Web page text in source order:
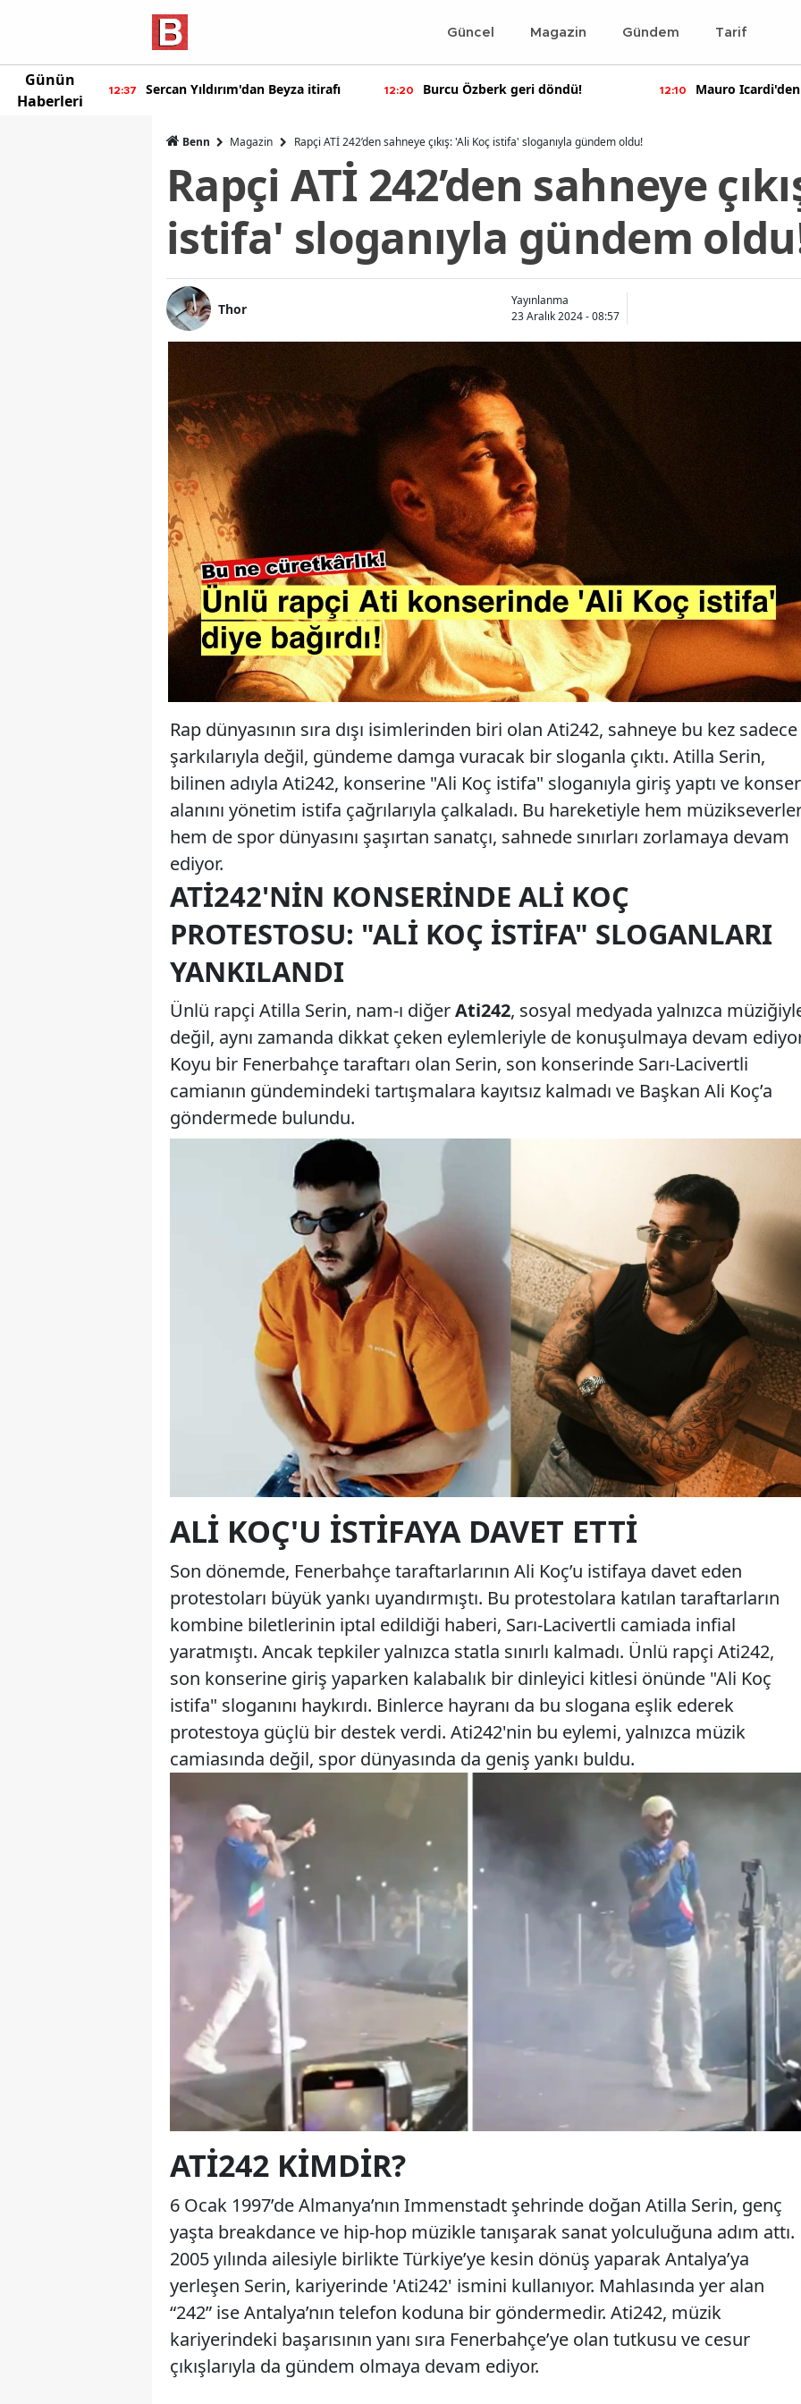
Güncel Magazin Gündem Tarif
Günün
Haberleri
yeni 12:37 Sercan Yıldırım'dan Beyza itirafı 12:20 Burcu Özberk geri döndü! 12:10
Mauro
Benn Magazin Rapçi ATİ 242’den sahneye çıkış: 'Ali Koç istifa' sloganıyla gündem oldu!
Rapçi ATİ 242’den sahneye
istifa' sloganıyla gündem
Thor
Yayınlanma
23 Aralık 2024 - 08:57
Rap dünyasının sıra dışı isimlerinden biri olan Ati242, sahneye bu kez sadece
şarkılarıyla değil, gündeme damga vuracak bir sloganla çıktı. Atilla Serin,
bilinen adıyla Ati242, konserine "Ali Koç istifa" sloganıyla giriş yaptı ve konser
alanını yönetim istifa çağrılarıyla çalkaladı. Bu hareketiyle hem
hem de spor dünyasını şaşırtan sanatçı, sahnede sınırları zorlamaya devam
ediyor.
ATI242'NIN KONSERINDE ALI KOÇ
PROTESTOSU: "ALI KOÇ İSTIFA" SLOGANLARI
YANKILANDI
Ünlü rapçi Atilla Serin, nam-ı diğerAti242, sosyal medyada yalnızca
değil, aynı zamanda dikkat çeken eylemleriyle de konuşulmaya devam
Koyu bir Fenerbahçe taraftarı olan Serin, son konserinde Sarı-Lacivertli
camianın gündemindeki tartışmalara kayıtsız kalmadı ve Başkan Ali Koç’a
göndermede bulundu.
ALI KOÇ'U İSTIFAYA DAVET ETTI
Son dönemde, Fenerbahçe taraftarlarının Ali Koç’u istifaya davet eden
protestoları büyük yankı uyandırmıştı. Bu protestolara katılan taraftarların
kombine biletlerinin iptal edildiği haberi, Sarı-Lacivertli camiada infial
yaratmıştı. Ancak tepkiler yalnızca statla sınırlı kalmadı. Ünlü rapçi Ati242,
son konserine giriş yaparken kalabalık bir dinleyici kitlesi önünde "Ali Koç
istifa" sloganını haykırdı. Binlerce hayranı da bu slogana eşlik ederek
protestoya güçlü bir destek verdi. Ati242'nin bu eylemi, yalnızca müzik
camiasında değil, spor dünyasında da geniş yankı buldu.
ATI242 KIMDIR?
6 Ocak 1997’de Almanya’nın Immenstadt şehrinde doğan Atilla Serin, genç
yaşta breakdance ve hip-hop müzikle tanışarak sanat yolculuğuna adım attı.
2005 yılında ailesiyle birlikte Türkiye’ye kesin dönüş yaparak Antalya’ya
yerleşen Serin, kariyerinde 'Ati242' ismini kullanıyor. Mahlasında yer alan
“242” ise Antalya’nın telefon koduna bir göndermedir. Ati242, müzik
kariyerindeki başarısının yanı sıra Fenerbahçe’ye olan tutkusu ve cesur
çıkışlarıyla da gündem olmaya devam ediyor.